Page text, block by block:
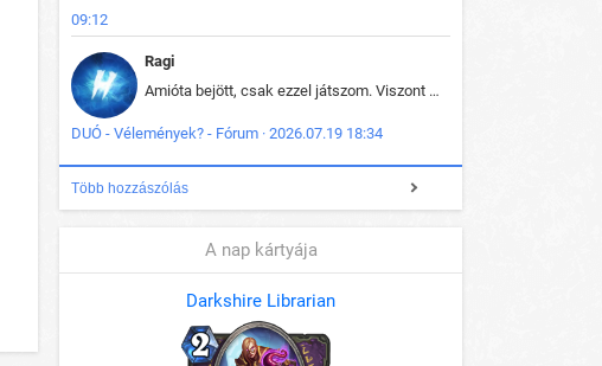
09:12
Ragi
Amióta bejött, csak ezzel játszom. Viszont mint minden más - akár az alapjáték is, ez is baromira összetett lett. Néha már pár kör után is esélytelen az egész. Vagy irreállisan túltápol valaki, vagy lelép a partner, vagy csak hülye mint a segg. És amikor eljönne az én időm, na akkor jön el mindenki másé is. Engem jobban érdekelne, hogy ki milyen ratingen szokott játszani. Na ez lenne egy érdekes adat.
DUÓ - Vélemények? - Fórum · 2026.07.19 18:34
Több hozzászólás
A nap kártyája
Darkshire Librarian